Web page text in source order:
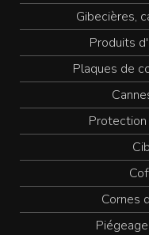
Gibecières,
Produits
Plaques de
Cornes